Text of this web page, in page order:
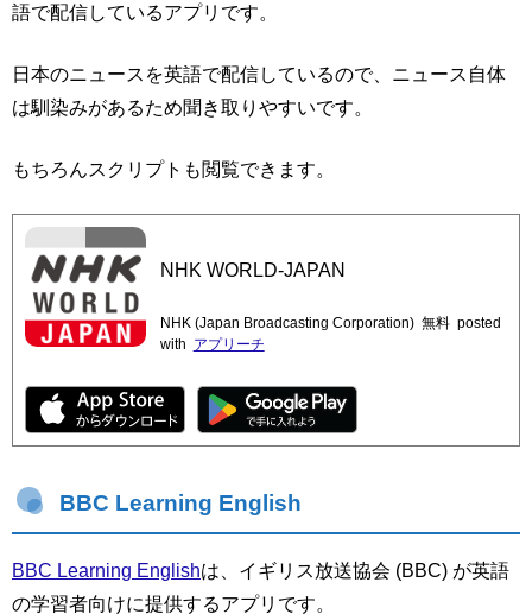
語で配信しているアプリです。
日本のニュースを英語で配信しているので、ニュース自体
は馴染みがあるため聞き取りやすいです。
もちろんスクリプトも閲覧できます。
NHK WORLD-JAPAN
NHK (Japan Broadcasting Corporation) 無料 posted
with
アプリーチ
BBC Learning English
BBC Learning Englishは、イギリス放送協会 (BBC) が英語
の学習者向けに提供するアプリです。